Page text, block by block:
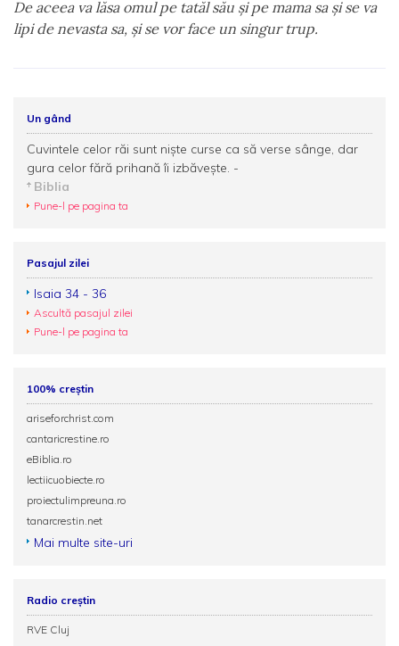
De aceea va lăsa omul pe tatăl său şi pe mama sa şi se va
lipi de nevasta sa, şi se vor face un singur trup.
Un gând
Cuvintele celor răi sunt nişte curse ca să verse sânge, dar
gura celor fără prihană îi izbăveşte. -
Biblia
Pune-l pe pagina ta
Pasajul zilei
Isaia 34 - 36
Ascultă pasajul zilei
Pune-l pe pagina ta
100% creștin
ariseforchrist.com
cantaricrestine.ro
eBiblia.ro
lectiicuobiecte.ro
proiectulimpreuna.ro
tanarcrestin.net
Mai multe site-uri
Radio creștin
RVE Cluj